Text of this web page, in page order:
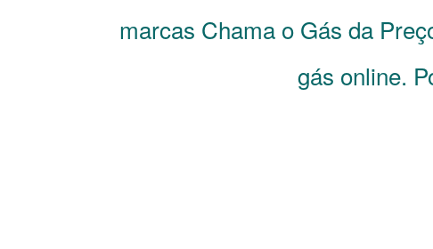
marcas Chama o Gás da
gás online.